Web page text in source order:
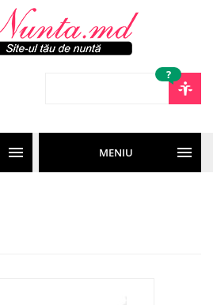
?
MENIU